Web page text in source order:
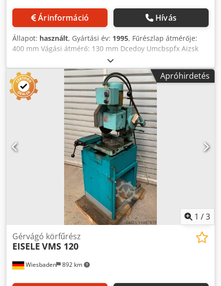
Árinformáció Hívás
Állapot: használt, Gyártási év: 1995, Fűrészlap átmérője:
400 mm Vágási átmérő: 130 mm Dcedoy Umcbspfx Aizsk
Fűrészlap fordulatszám: 30 / 60 ford./perc Vágási
tartomány 90°-nál: négyzet 120 mm Teljes
teljesítményigény: 4,8 kW Gép tömege: kb. 1,8 t Méretek (H
x Sz x M): 1,4 x 1,2 x 2,3 m Félautomata hideg körfűrész -
Gérvágás - Mikropermetező berendezés - Védőburkolat -
Vészleállító berendezés
Apróhirdetés
1 /3
Wiesbaden 892 km
Gérvágó körfűrész
EISELE VMS 120